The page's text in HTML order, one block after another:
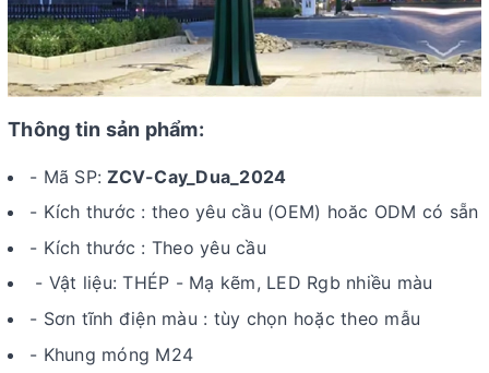
Thông tin sản phẩm:
- Mã SP:ZCV-Cay_Dua_2024
- Kích thước : theo yêu cầu (OEM) hoăc ODM có sẵn
- Kích thước : Theo yêu cầu
- Vật liệu: THÉP - Mạ kẽm, LED Rgb nhiều màu
- Sơn tĩnh điện màu : tùy chọn hoặc theo mẫu
- Khung móng M24